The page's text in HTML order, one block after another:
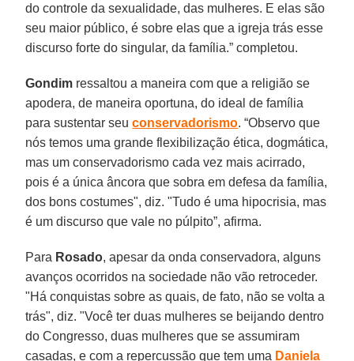
do controle da sexualidade, das mulheres. E elas são
seu maior público, é sobre elas que a igreja trás esse
discurso forte do singular, da família.” completou.
Gondim ressaltou a maneira com que a religião se
apodera, de maneira oportuna, do ideal de família
para sustentar seuconservadorismo. “Observo que
nós temos uma grande flexibilização ética, dogmática,
mas um conservadorismo cada vez mais acirrado,
pois é a única âncora que sobra em defesa da família,
dos bons costumes", diz. "Tudo é uma hipocrisia, mas
é um discurso que vale no púlpito”, afirma.
Para Rosado, apesar da onda conservadora, alguns
avanços ocorridos na sociedade não vão retroceder.
"Há conquistas sobre as quais, de fato, não se volta a
trás", diz. "Você ter duas mulheres se beijando dentro
do Congresso, duas mulheres que se assumiram
casadas, e com a repercussão que tem uma Daniela